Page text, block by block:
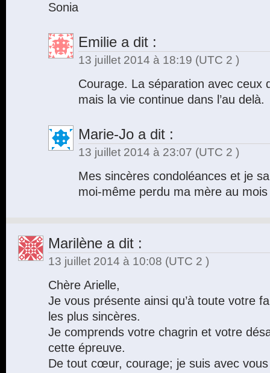
Sonia
Emilie a dit :
13 juillet 2014 à 18:19 (UTC 2 )
Courage. La séparation avec ceux
mais la vie continue dans l’au delà.
Marie-Jo a dit :
13 juillet 2014 à 23:07 (UTC 2 )
Mes sincères condoléances et je
moi-même perdu ma mère au mois
Marilène a dit :
13 juillet 2014 à 10:08 (UTC 2 )
Chère Arielle,
Je vous présente ainsi qu’à toute votre
les plus sincères.
Je comprends votre chagrin et votre
cette épreuve.
De tout cœur, courage; je suis avec